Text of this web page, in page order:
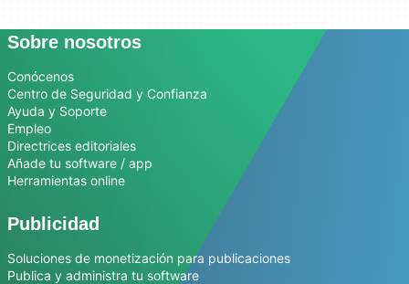
Sobre nosotros
Conócenos
Centro de Seguridad y Confianza
Ayuda y Soporte
Empleo
Directrices editoriales
Añade tu software / app
Herramientas online
Publicidad
Soluciones de monetización para publicaciones
Publica y administra tu software